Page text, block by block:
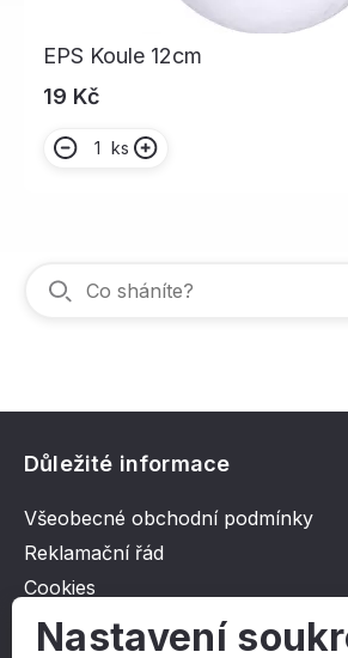
EPS Koule 12cm
19 Kč
ks
Důležité informace
Všeobecné obchodní podmínky
Reklamační řád
Cookies
Ochrana osobních údajů
Nastavení